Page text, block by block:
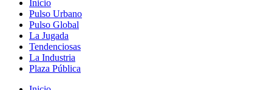
Inicio
Pulso Urbano
Pulso Global
La Jugada
Tendenciosas
La Industria
Plaza Pública